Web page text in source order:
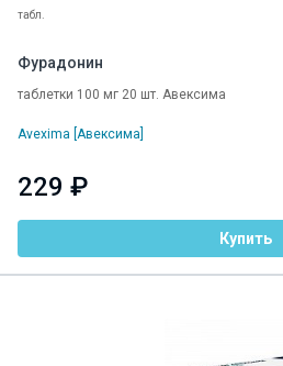
табл.
Фурадонин
таблетки 100 мг 20 шт. Авексима
Avexima [Авексима]
229 ₽
Купить